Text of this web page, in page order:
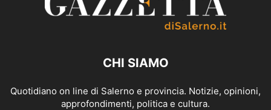
CHI SIAMO
Quotidiano on line di Salerno e provincia. Notizie, opinioni,
approfondimenti, politica e cultura.